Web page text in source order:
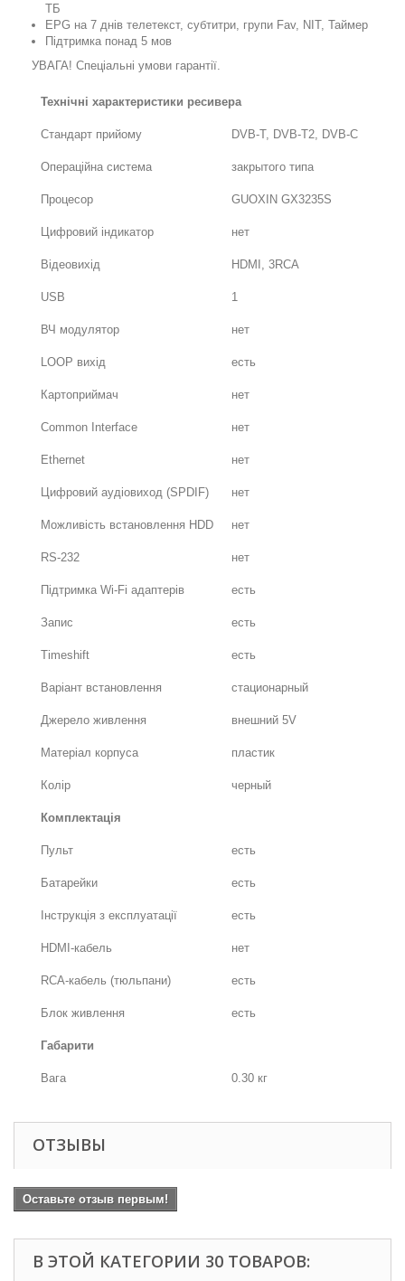
ТБ
EPG на 7 днів телетекст, субтитри, групи Fav, NIT, Таймер
Підтримка понад 5 мов
УВАГА! Спеціальні умови гарантії.
Технічні характеристики ресивера
Стандарт прийому DVB-T, DVB-T2, DVB-C
Операційна система закрытого типа
Процесор GUOXIN GX3235S
Цифровий індикатор нет
Відеовихід HDMI, 3RCA
USB 1
ВЧ модулятор нет
LOOP вихід есть
Картоприймач нет
Common Interface нет
Ethernet нет
Цифровий аудіовиход (SPDIF) нет
Можливість встановлення HDD нет
RS-232 нет
Підтримка Wi-Fi адаптерів есть
Запис есть
Timeshift есть
Варіант встановлення стационарный
Джерело живлення внешний 5V
Матеріал корпуса пластик
Колір черный
Комплектація
Пульт есть
Батарейки есть
Інструкція з експлуатації есть
HDMI-кабель нет
RCA-кабель (тюльпани) есть
Блок живлення есть
Габарити
Вага 0.30 кг
ОТЗЫВЫ
Оставьте отзыв первым!
В ЭТОЙ КАТЕГОРИИ 30 ТОВАРОВ: